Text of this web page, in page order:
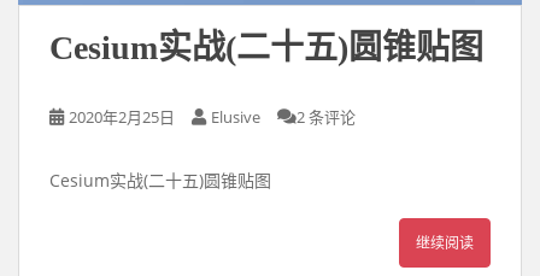
Cesium实战(二十五)圆锥贴图
2020年2月25日 Elusive 2 条评论
Cesium实战(二十五)圆锥贴图
继续阅读